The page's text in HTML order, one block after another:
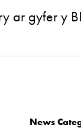
ar gyfer y
News